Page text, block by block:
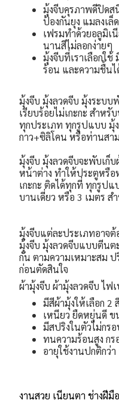
มุ้งจีบคุรภาพดีปิดส
ป้องกันยุง แมลงเล็
เฟรมทำด้วยอลูมิเ
นานสีไม่ลอกง่ายๆ
มุ้งจีบที่เราเลือกใ
ร้อน และความชื้น
มุ้งจีบ มุ้งลวดจีบ มุ้งระบบ
เรียบร้อยไม่เกะกะ สำหรั
ทุกประเภท ทุกรูปแบบ มุ้ง
กาว+ซิลิโคน หรือท่านสา
มุ้งจีบ มุ้งลวดจีบจะพับเก็
หน้าต่าง ทำให้ประตูหรือ
เกะกะ ติดได้ทุกที่ ทุกรูปแ
บานเดี่ยว หรือ 3 เมตร ส
มุ้งจีบแต่ละประเภทอาจต้
มุ้งจีบ มุ้งลวดจีบแบบตีนต
กัน ตามความเหมาะสม
ก่อนตัดสินใจ
ผ้ามุ้งจีบ ผ้ามุ้งลวดจีบ ไฟ
มีสีผ้ามุ้งให้เลือก 2
เหนียว ยืดหยุ่นดี ข
มีสปริงในตัวไม่กร
ทนความร้อนสูง ก
อายุใช้งานปกติกว่
งานสวย เนียนตา ช่างฝี